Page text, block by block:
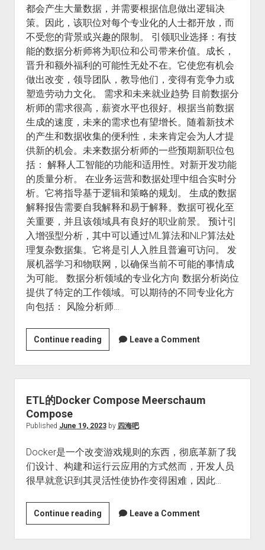
都会产生大量数据，并需要根据信息做出逻辑决
策。因此，该职位对每个专业化的人士都开放，而
不受您的背景或兴趣的限制。 引领职业选择：有技
能的数据分析师将为职位和公司带来价值。成长，
晋升和额外福利的可能性无处不在。它使您有机会
做出改变，领导团队，教导他们，变得有竞争力或
塑造劳动力文化。 需求和未来就业趋势 目前数据分
析师的需求很高，薪资水平也很好。根据当前数据
生成的速度，未来的需求也有望增长。随着新技术
的产生和数据收集的便利性，未来肯定会为人才提
供新的机会。未来数据分析师的一些预期新职位包
括： 解释人工智能的功能和适用性。对新开发功能
的质量分析。 在业务运营和数据处理中组合实时分
析。它将指导基于逻辑和策略的规划。 生成的数据
解释报告需要自我解释和易于解释。数据可视化至
关重要，并且该领域具有良好的职业前景。 预计引
入增强型分析，其中可以通过ML算法和NLP算法处
理复杂数据集。它将是引人入胜且普遍可访问。 发
展机器学习和物联网，以确保当前不可能的事情成
为可能。 数据分析领域的专业化方向 数据分析岗位
提供了特定的工作领域。可以期待的不同专业化方
向包括： 风险分析师…
Continue reading数
据
分
析
一
好
职
业
Leave a Comment
ETL的Docker Compose Meerschaum
Compose
Published June 19, 2023by 四海吧
Docker是一个改变游戏规则的东西，彻底革新了我
们设计、构建和运行云应用的方式然而，开发人员
很早就意识到其灵活性使协作变得困难，因此…
Continue readingETL
的
Docker
Leave a Comment